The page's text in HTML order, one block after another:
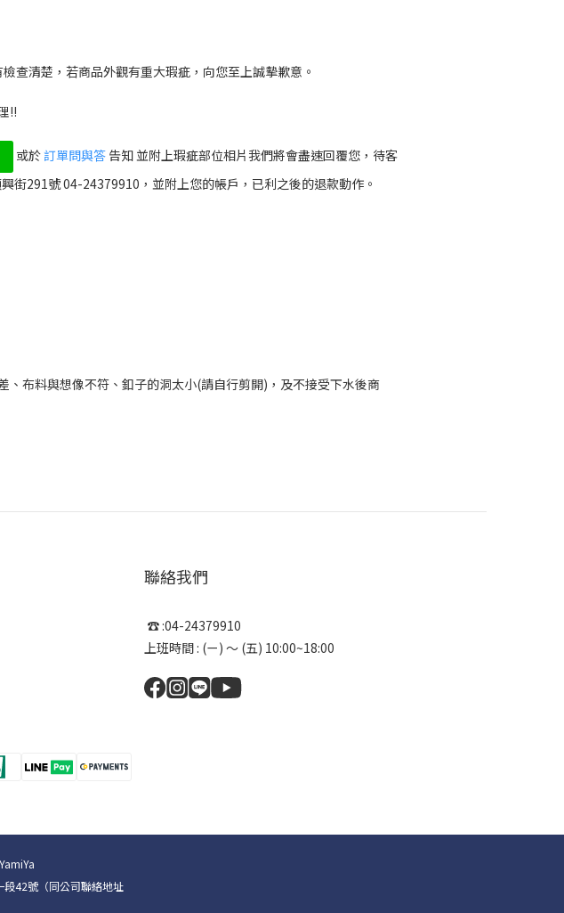
查清楚，若商品外觀有重大瑕疵，向您至上誠摰歉意。
!!
或於訂單問與答 告知 並附上瑕疵部位相片我們將會盡速回覆您，待客
街291號 04-24379910，並附上您的帳戶，已利之後的退款動作。
布料與想像不符、釦子的洞太小(請自行剪開)，及不接受下水後商
聯絡我們
☎ :04-24379910
上班時間 : (ㄧ) ～ (五) 10:00~18:00
42號（同公司聯絡地址